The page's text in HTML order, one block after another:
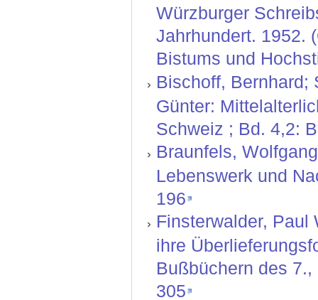
Würzburger
Jahrhundert. 1952.
Bistums und
Bischoff, Bernhard;
Günter:
Schweiz ; Bd. 4,2:
Braunfels,
Lebenswerk und
196
Finsterwalder, Paul
ihre
Bußbüchern des 7.,
305